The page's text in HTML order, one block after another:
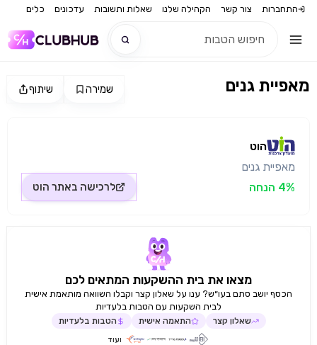
התחברות צור קשר הקהילה שלנו שאלות ותשובות עדכונים כלים
שיתוף שמירה מאפיית גנים
הוט
מאפיית גנים
4% הנחה
לרכישה באתר הוט
מצאו את בית ההשקעות המתאים לכם
הכסף יושב סתם בעו״ש? ענו על שאלון קצר וקבלו השוואה מותאמת אישית
לבית השקעות עם הטבות בלעדיות
שאלון קצר התאמה אישית הטבות בלעדיות
ועוד